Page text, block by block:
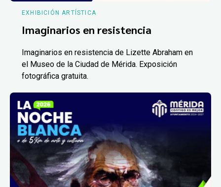
EXHIBICIÓN ARTÍSTICA
Imaginarios en resistencia
Imaginarios en resistencia de Lizette Abraham en
el Museo de la Ciudad de Mérida. Exposición
fotográfica gratuita.